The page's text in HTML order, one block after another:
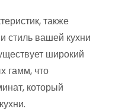
также
стиль вашей кухни
широкий
гамм, что
который